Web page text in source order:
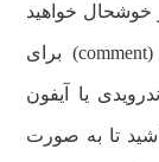
خوشحال خواهید
شد: از این پس می‌توانید در بخش نظرات (comment) برای
یا آیفون
تا به صورت